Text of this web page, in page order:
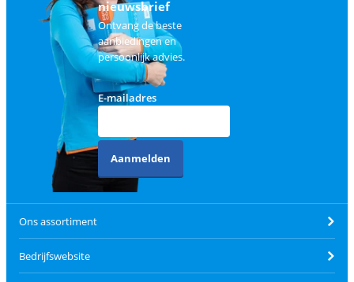
nieuwsbrief
Ontvang de beste
aanbiedingen en
persoonlijk advies.
E-mailadres
Aanmelden
Ons assortiment
Bedrijfswebsite